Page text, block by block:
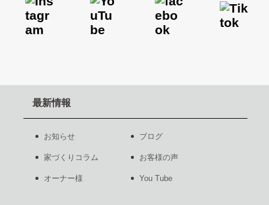
最新情報
お知らせ ブログ
家づくりコラム お客様の声
オーナー様 You Tube